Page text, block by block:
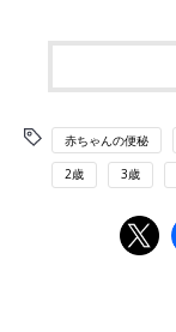
赤ちゃんの便秘
2歳 3歳